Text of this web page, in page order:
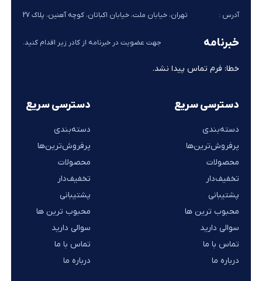
دسترسی سریع
دسته‌بندی
پرفروش‌ترین‌ها
محصولات
تخفیف‌دار
پشتیبانی
محبوب ترین ها
سوالی دارید
تماس با ما
درباره ما
آدرس : تهران، خیابان ملت، خیابان اکباتان، کوچه آهنین، پلاک 27
خبرنامه جهت عضویت در خبرنامه از کادر زیر اقدام کنید.
خطا: فرم تماس پیدا نشد.
دسترسی سریع
دسته‌بندی
پرفروش‌ترین‌ها
محصولات
تخفیف‌دار
پشتیبانی
محبوب ترین ها
سوالی دارید
تماس با ما
درباره ما